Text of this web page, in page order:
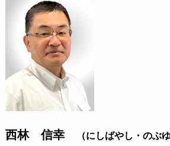
西林 信幸 （にしばやし・のぶゆ